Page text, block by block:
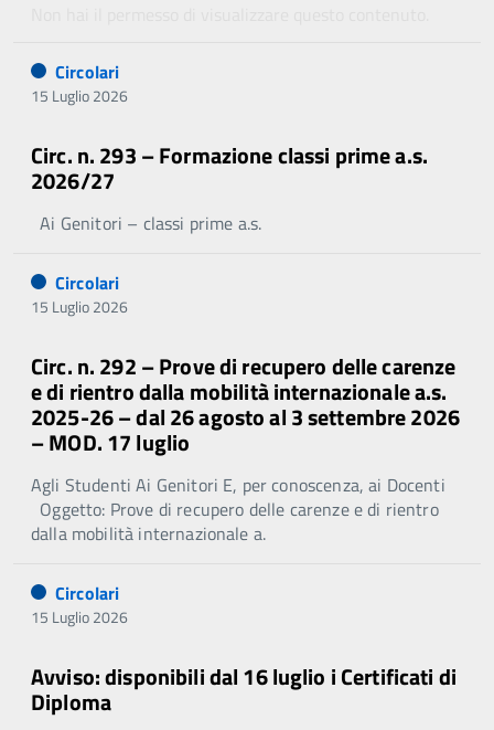
Circolari
15 Luglio 2026
Circ. n. 293 – Formazione classi prime a.s.
2026/27
Ai Genitori – classi prime a.s.
Circolari
15 Luglio 2026
Circ. n. 292 – Prove di recupero delle carenze
e di rientro dalla mobilità internazionale a.s.
2025-26 – dal 26 agosto al 3 settembre 2026
– MOD. 17 luglio
Agli Studenti Ai Genitori E, per conoscenza, ai Docenti
Oggetto: Prove di recupero delle carenze e di rientro
dalla mobilità internazionale a.
Circolari
15 Luglio 2026
Avviso: disponibili dal 16 luglio i Certificati di
Diploma